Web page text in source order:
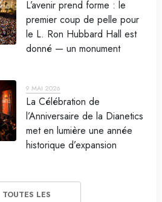
L’avenir prend forme : le
premier coup de pelle pour
le L. Ron Hubbard Hall est
donné — un monument
9 MAI 2026
La Célébration de
l’Anniversaire de la Dianetics
met en lumière une année
historique d’expansion
TOUTES LES